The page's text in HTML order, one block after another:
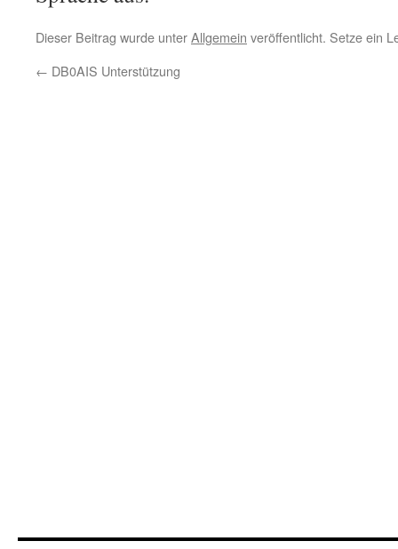
Dieser Beitrag wurde unterAllgemein veröffentlicht. Setze ein
← DB0AIS Unterstützung